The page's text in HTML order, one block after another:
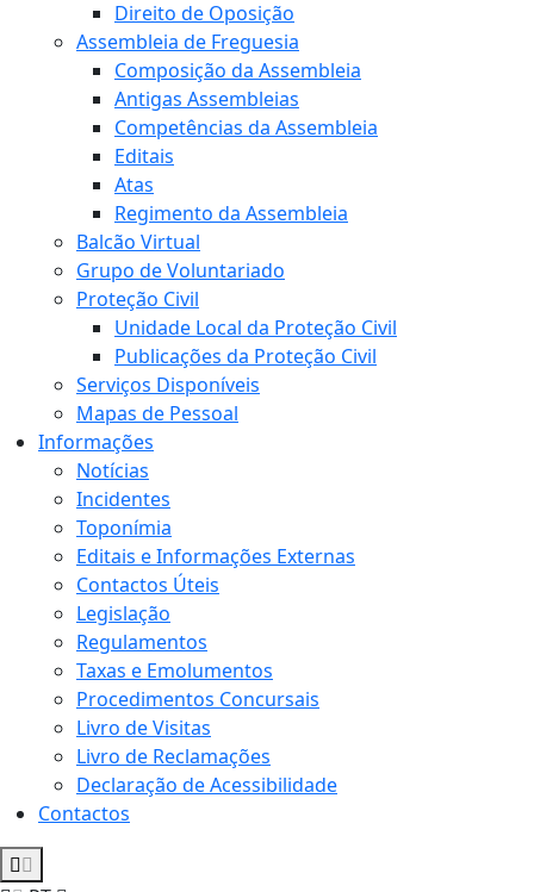
Direito de Oposição
Assembleia de Freguesia
Composição da Assembleia
Antigas Assembleias
Competências da Assembleia
Editais
Atas
Regimento da Assembleia
Balcão Virtual
Grupo de Voluntariado
Proteção Civil
Unidade Local da Proteção Civil
Publicações da Proteção Civil
Serviços Disponíveis
Mapas de Pessoal
Informações
Notícias
Incidentes
Toponímia
Editais e Informações Externas
Contactos Úteis
Legislação
Regulamentos
Taxas e Emolumentos
Procedimentos Concursais
Livro de Visitas
Livro de Reclamações
Declaração de Acessibilidade
Contactos